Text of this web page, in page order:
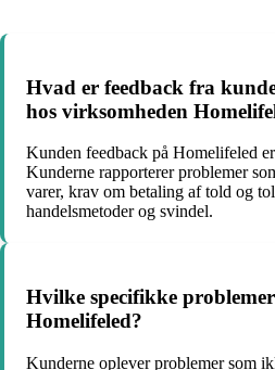
Hvad er feedback fra
hos virksomheden
Kunden feedback på Homelifeled
Kunderne rapporterer problemer
varer, krav om betaling af told og
handelsmetoder og svindel.
Hvilke specifikke
Homelifeled?
Kunderne oplever problemer som